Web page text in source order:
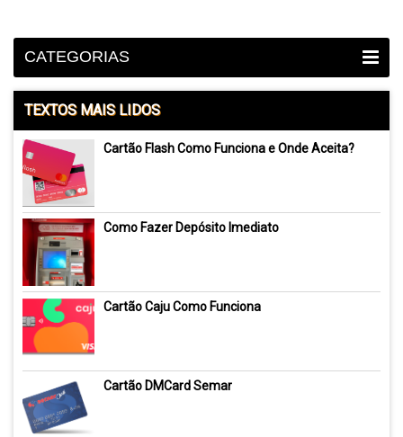
CATEGORIAS
TEXTOS MAIS LIDOS
Cartão Flash Como Funciona e Onde Aceita?
Como Fazer Depósito Imediato
Cartão Caju Como Funciona
Cartão DMCard Semar